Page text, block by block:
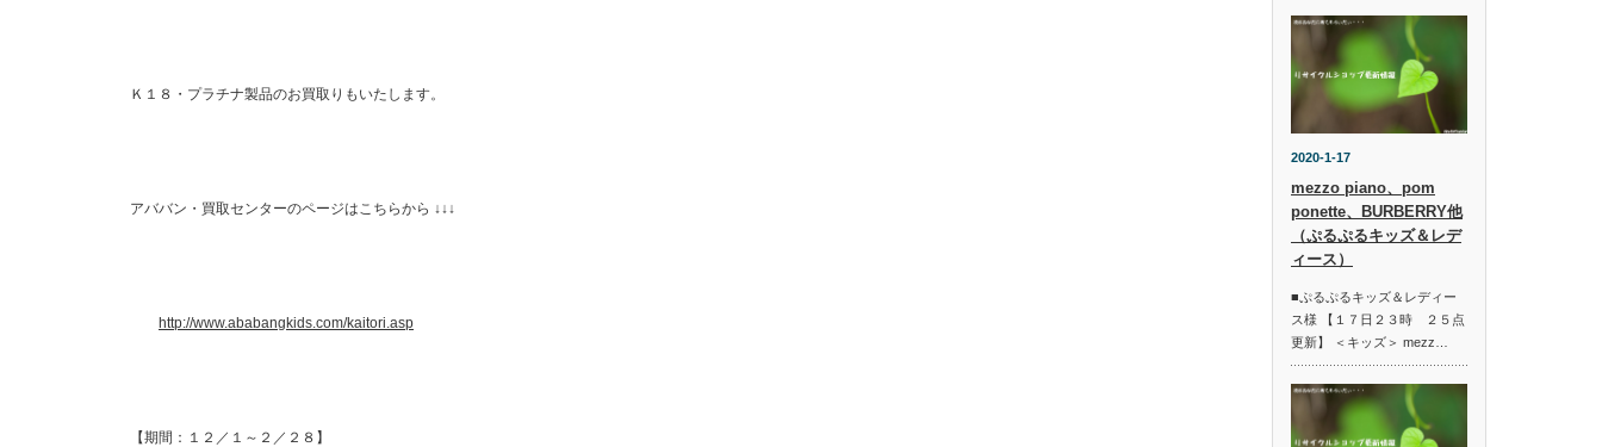
Ｋ１８・プラチナ製品のお買取りもいたします。
アババン・買取センターのページはこちらから ↓↓↓
http://www.ababangkids.com/kaitori.asp
【期間：１２／１～２／２８】
2020-1-17
mezzo piano、pom
ponette、BURBERRY他
（ぷるぷるキッズ＆レデ
ィース）
■ぷるぷるキッズ＆レディー
ス様 【１７日２３時 ２５点
更新】 ＜キッズ＞ mezz…